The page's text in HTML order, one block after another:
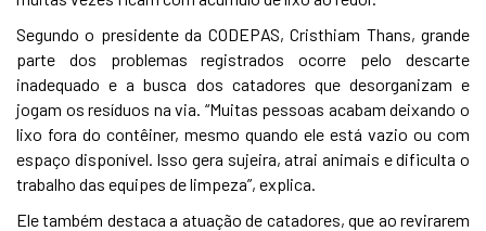
Segundo o presidente da CODEPAS, Cristhiam Thans, grande
parte dos problemas registrados ocorre pelo descarte
inadequado e a busca dos catadores que desorganizam e
jogam os resíduos na via. “Muitas pessoas acabam deixando o
lixo fora do contêiner, mesmo quando ele está vazio ou com
espaço disponível. Isso gera sujeira, atrai animais e dificulta o
trabalho das equipes de limpeza”, explica.
Ele também destaca a atuação de catadores, que ao revirarem